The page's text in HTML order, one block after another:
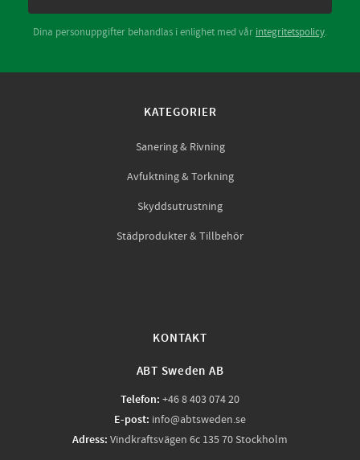
Dina personuppgifter behandlas i enlighet med vår integritetspolicy.
KATEGORIER
Sanering & Rivning
Avfuktning & Torkning
Skyddsutrustning
Städprodukter & Tillbehör
KONTAKT
ABT Sweden AB
Telefon: +46 8 403 074 20
E-post: info@abtsweden.se
Adress: Vindkraftsvägen 6c 135 70 Stockholm